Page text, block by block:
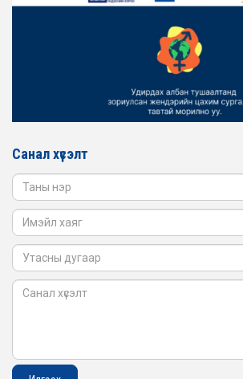
ЖЕНДЭРИЙН ҮНДЭСНИЙ
ТӨЛӨӨЛӨЛ БАТЛАН
Санал хүсэлт